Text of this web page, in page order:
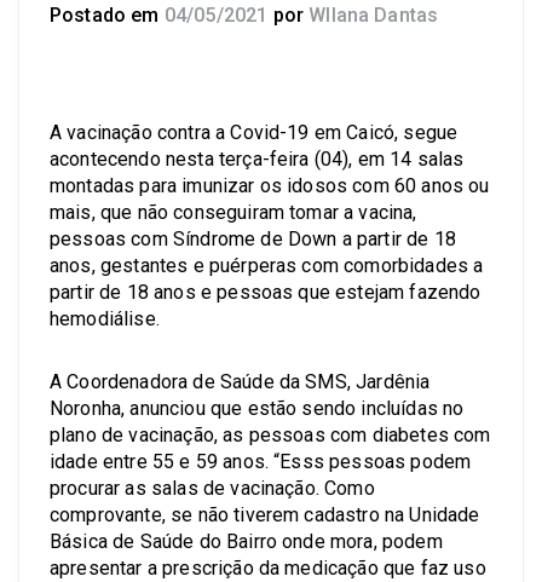
Postado em 04/05/2021 por Wllana Dantas
A vacinação contra a Covid-19 em Caicó, segue
acontecendo nesta terça-feira (04), em 14 salas
montadas para imunizar os idosos com 60 anos ou
mais, que não conseguiram tomar a vacina,
pessoas com Síndrome de Down a partir de 18
anos, gestantes e puérperas com comorbidades a
partir de 18 anos e pessoas que estejam fazendo
hemodiálise.
A Coordenadora de Saúde da SMS, Jardênia
Noronha, anunciou que estão sendo incluídas no
plano de vacinação, as pessoas com diabetes com
idade entre 55 e 59 anos. “Esss pessoas podem
procurar as salas de vacinação. Como
comprovante, se não tiverem cadastro na Unidade
Básica de Saúde do Bairro onde mora, podem
apresentar a prescrição da medicação que faz uso